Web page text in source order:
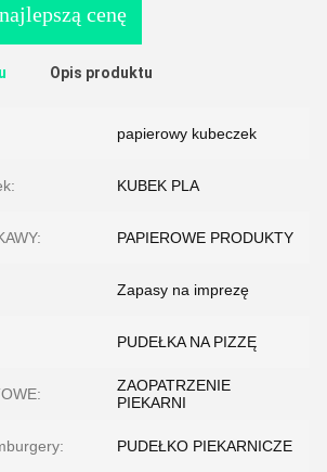
cenę
Opis produktu
papierowy kubeczek
KUBEK PLA
PAPIEROWE PRODUKTY
Zapasy na imprezę
PUDEŁKA NA PIZZĘ
ZAOPATRZENIE
PIEKARNI
PUDEŁKO PIEKARNICZE